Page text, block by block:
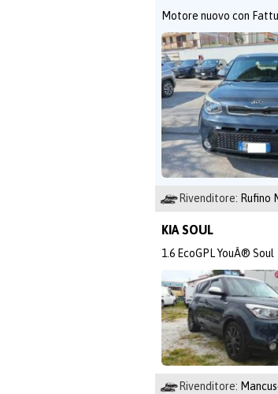
Motore nuovo con
Rivenditore: Rufino
KIA SOUL
1.6 EcoGPL YouÂ® Soul
Rivenditore: